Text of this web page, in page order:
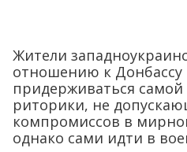
Жители
отношению к
придерживаться
риторики, не
компромиссов в
однако сами идти в